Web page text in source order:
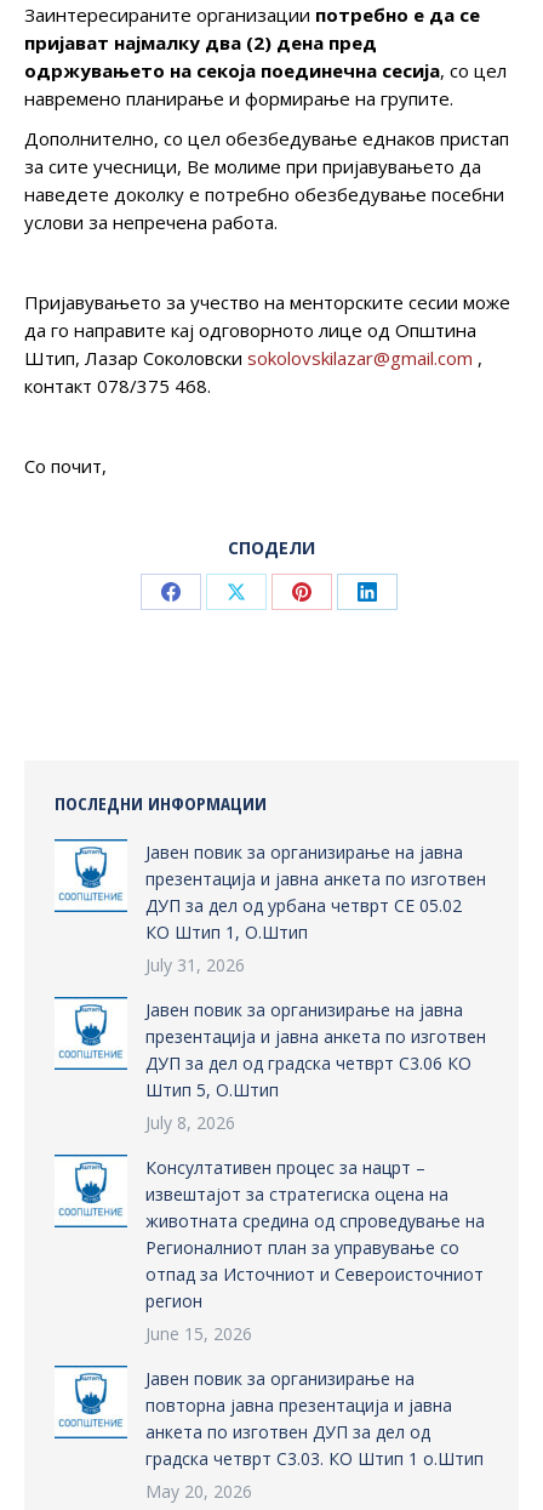
Заинтересираните организации потребно е да се
пријават најмалку два (2) дена пред
одржувањето на секоја поединечна сесија, со цел
навремено планирање и формирање на групите.
Дополнително, со цел обезбедување еднаков пристап
за сите учесници, Ве молиме при пријавувањето да
наведете доколку е потребно обезбедување посебни
услови за непречена работа.
Пријавувањето за учество на менторските сесии може
да го направите кај одговорното лице од Општина
Штип, Лазар Соколовски sokolovskilazar@gmail.com ,
контакт 078/375 468.
Со почит,
СПОДЕЛИ
Share Share Share Share
ПОСЛЕДНИ ИНФОРМАЦИИ
Јавен повик за организирање на јавна
презентација и јавна анкета по изготвен
ДУП за дел од урбана четврт СЕ 05.02
КО Штип 1, О.Штип
July 31, 2026
Јавен повик за организирање на јавна
презентација и јавна анкета по изготвен
ДУП за дел од градска четврт С3.06 КО
Штип 5, О.Штип
July 8, 2026
Консултативен процес за нацрт –
извештајот за стратегиска оцена на
животната средина од спроведување на
Регионалниот план за управување со
отпад за Источниот и Североисточниот
регион
June 15, 2026
Јавен повик за организирање на
повторна јавна презентација и јавна
анкета по изготвен ДУП за дел од
градска четврт С3.03. КО Штип 1 о.Штип
May 20, 2026